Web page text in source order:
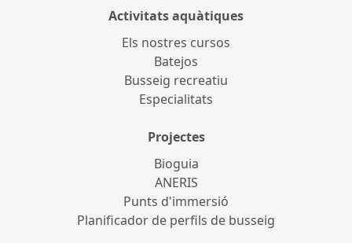
Activitats aquàtiques
Els nostres cursos
Batejos
Busseig recreatiu
Especialitats
Projectes
Bioguia
ANERIS
Punts d'immersió
Planificador de perfils de busseig